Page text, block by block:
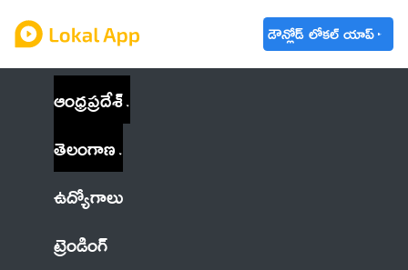
డౌన్లోడ్ లోకల్ యాప్
ఆంధ్రప్రదేశ్
తెలంగాణ
ఉద్యోగాలు
ట్రెండింగ్